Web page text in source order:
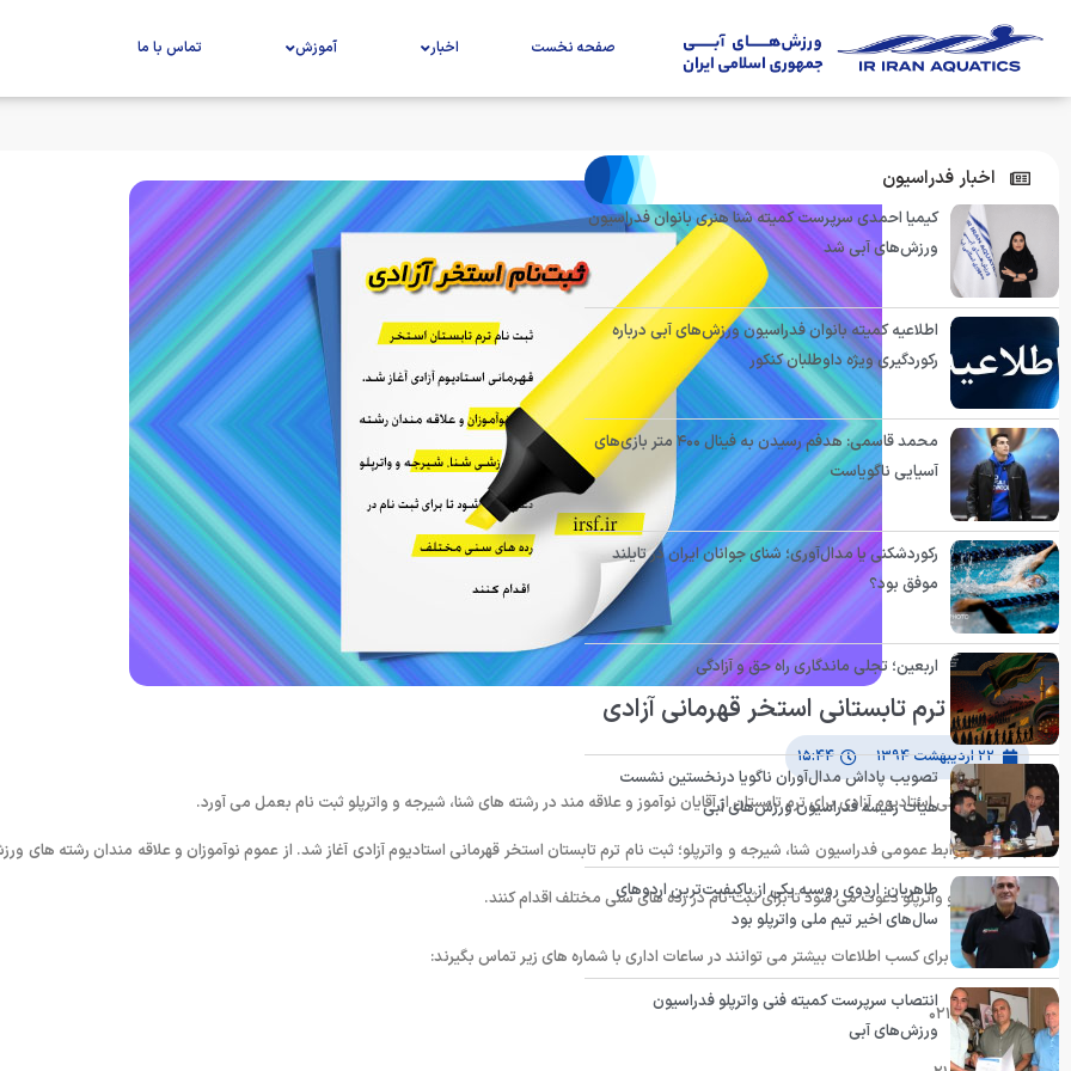
صفحه نخست اخبار آموزش تماس با ما
ثبت نام ترم تابستانی استخر قهرمانی آزادی
۲۲ اردیبهشت ۱۳۹۴ ۱۵:۴۴
استخر قهرمانی استادیوم آزادی برای ترم تابستان از آقایان نوآموز و علاقه مند در رشته های شنا، شیرجه و واترپلو ثبت نام بعمل می آورد.
به گزارش روابط عمومی فدراسیون شنا، شیرجه و واترپلو؛ ثبت نام ترم تابستان استخر قهرمانی استادیوم آزادی آغاز شد. از عموم نوآموزان و علاقه مندان رشته های
شنا، شیرجه و واترپلو دعوت می شود تا برای ثبت نام در رده های سنی مختلف اقدام کنند.
علاقه مندان برای کسب اطلاعات بیشتر می توانند در ساعات اداری با شماره های زیر تماس بگیرند:
۰۲۱-۴۴۷۳۹۰۶۶
اخبار فدراسیون
کیمیا احمدی سرپرست کمیته شنا هنری بانوان فدراسیون
ورزش‌های آبی شد
اطلاعیه کمیته بانوان فدراسیون ورزش‌های آبی درباره
رکوردگیری ویژه داوطلبان کنکور
محمد قاسمی: هدفم رسیدن به فینال ۴۰۰ متر بازی‌های
آسیایی ناگویاست
رکوردشکنی یا مدال‌آوری؛ شنای جوانان ایران در تایلند
موفق بود؟
اربعین؛ تجلی ماندگاری راه حق و آزادگی
تصویب پاداش مدال‌آوران ناگویا درنخستین نشست
هیأت رئیسه فدراسیون ورزش‌های آبی
طاهریان: اردوی روسیه یکی از باکیفیت‌ترین اردوهای
سال‌های اخیر تیم ملی واترپلو بود
انتصاب سرپرست کمیته فنی واترپلو فدراسیون
ورزش‌های آبی